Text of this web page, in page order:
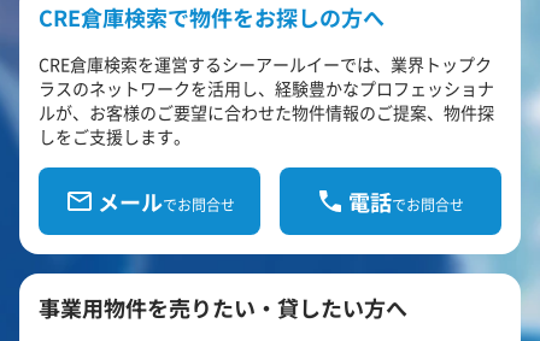
CRE倉庫検索で物件をお探しの方へ
CRE倉庫検索を運営するシーアールイーでは、業界トップク
ラスのネットワークを活用し、経験豊かなプロフェッショナ
ルが、お客様のご要望に合わせた物件情報のご提案、物件探
しをご支援します。
メールでお問合せ 電話でお問合せ
事業用物件を売りたい・貸したい方へ